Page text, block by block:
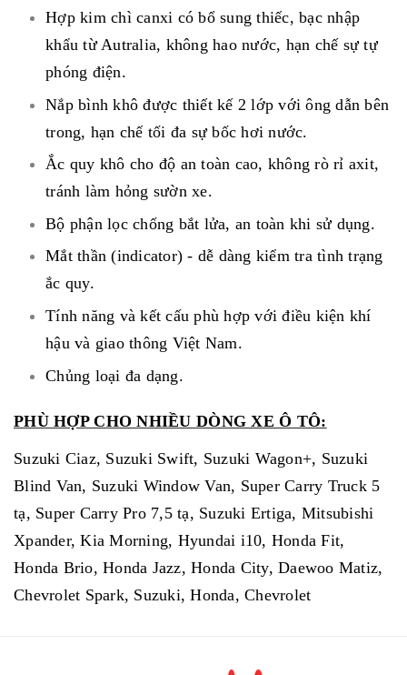
Hợp kim chì canxi có bổ sung thiếc, bạc nhập
khẩu từ Autralia, không hao nước, hạn chế sự tự
phóng điện.
Nắp bình khô được thiết kế 2 lớp với ông dẫn bên
trong, hạn chế tối đa sự bốc hơi nước.
Ắc quy khô cho độ an toàn cao, không rò rỉ axit,
tránh làm hỏng sườn xe.
Bộ phận lọc chống bắt lửa, an toàn khi sử dụng.
Mắt thần (indicator) - dễ dàng kiểm tra tình trạng
ắc quy.
Tính năng và kết cấu phù hợp với điều kiện khí
hậu và giao thông Việt Nam.
Chủng loại đa dạng.
PHÙ HỢP CHO NHIỀU DÒNG XE Ô TÔ:
Suzuki Ciaz, Suzuki Swift, Suzuki Wagon+, Suzuki
Blind Van, Suzuki Window Van, Super Carry Truck 5
tạ, Super Carry Pro 7,5 tạ, Suzuki Ertiga, Mitsubishi
Xpander, Kia Morning, Hyundai i10, Honda Fit,
Honda Brio, Honda Jazz, Honda City, Daewoo Matiz,
Chevrolet Spark, Suzuki, Honda, Chevrolet